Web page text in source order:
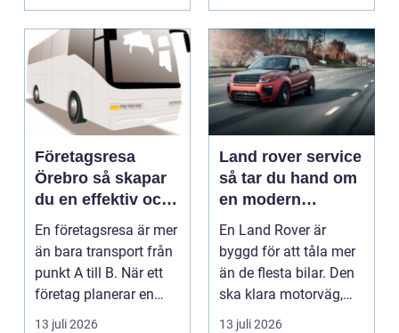
Företagsresa
Örebro så skapar
du en effektiv och
minnesvärd resa
En företagsresa är mer
än bara transport från
punkt A till B. När ett
företag planerar en
resa för m...
13 juli 2026
Land rover service
så tar du hand om
en modern
klassiker
En Land Rover är
byggd för att tåla mer
än de flesta bilar. Den
ska klara motorväg,
stadstrafik, gru...
13 juli 2026